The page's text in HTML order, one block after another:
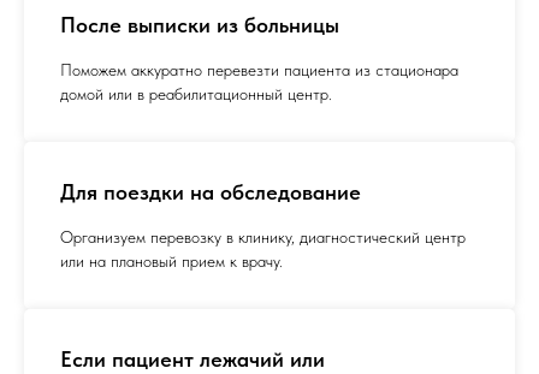
После выписки из больницы
Поможем аккуратно перевезти пациента из стационара
домой или в реабилитационный центр.
Для поездки на обследование
Организуем перевозку в клинику, диагностический центр
или на плановый прием к врачу.
Если пациент лежачий или